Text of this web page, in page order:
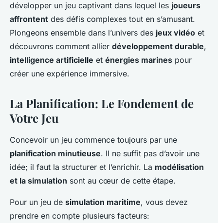
développer un jeu captivant dans lequel les joueurs
affrontent des défis complexes tout en s’amusant.
Plongeons ensemble dans l’univers des jeux vidéo et
découvrons comment allier développement durable,
intelligence artificielle et énergies marines pour
créer une expérience immersive.
La Planification: Le Fondement de
Votre Jeu
Concevoir un jeu commence toujours par une
planification minutieuse. Il ne suffit pas d’avoir une
idée; il faut la structurer et l’enrichir. La modélisation
et la simulation sont au cœur de cette étape.
Pour un jeu de simulation maritime, vous devez
prendre en compte plusieurs facteurs: